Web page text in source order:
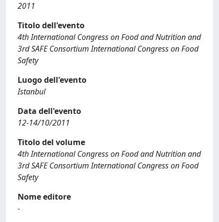
2011
Titolo dell'evento
4th International Congress on Food and Nutrition and
3rd SAFE Consortium International Congress on Food
Safety
Luogo dell'evento
Istanbul
Data dell'evento
12-14/10/2011
Titolo del volume
4th International Congress on Food and Nutrition and
3rd SAFE Consortium International Congress on Food
Safety
Nome editore
-